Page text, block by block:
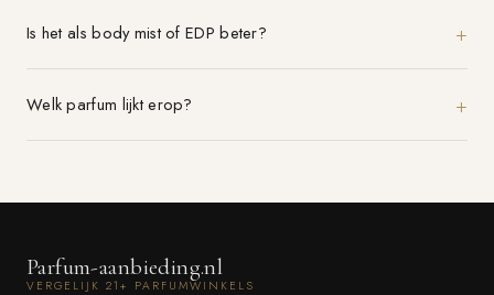
Is het als body mist of EDP beter?
Welk parfum lijkt erop?
Parfum-aanbieding.nl
VERGELIJK 21+ PARFUMWINKELS